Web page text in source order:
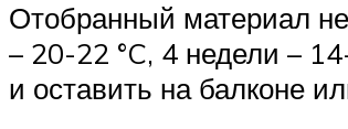
Отобранный материал
– 20-22 °C, 4 недели –
и оставить на балконе